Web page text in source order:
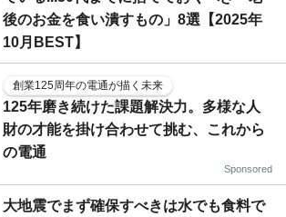
後のお金を食い潰すもの」8選【2025年
10月BEST】
創業125周年の電通が描く未来
125年磨き続けた課題解決力。多様な人
財の才能を掛け合わせて挑む、これから
の電通
Sponsored
大地震でまず確保すべきは水でも食料で